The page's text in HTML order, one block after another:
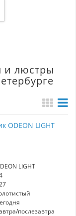
и люстры
ODEON LIGHT
LIGHT
послезавтра